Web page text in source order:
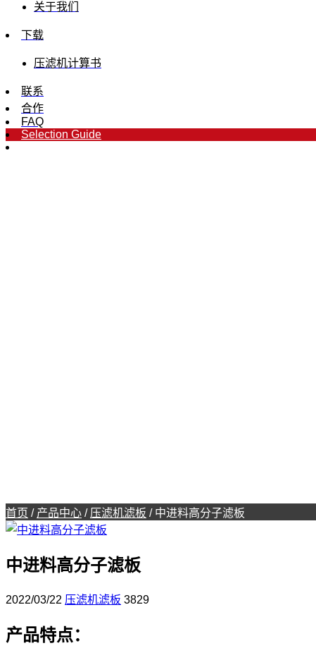
关于我们
下载
压滤机计算书
联系
合作
FAQ
Selection Guide
首页 / 产品中心 / 压滤机滤板 / 中进料高分子滤板
中进料高分子滤板
2022/03/22 压滤机滤板 3829
产品特点：